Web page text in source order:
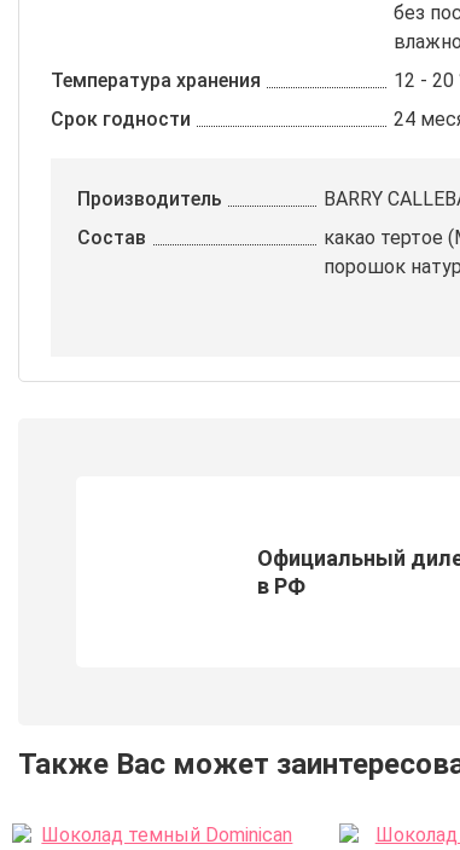
без
Температура хранения
12 - 20
Срок годности
24
Производитель
BARRY
Состав
какао тертое
порошок
Официальный
в РФ
Также Вас может